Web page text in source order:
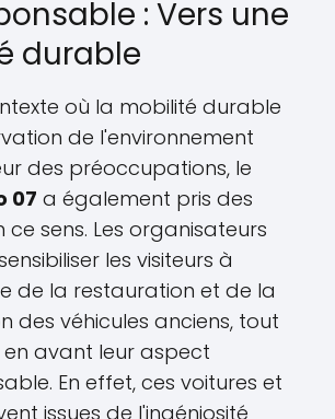
: Vers une
durable
où la mobilité durable
de l'environnement
des préoccupations, le
07 a également pris des
ce sens. Les organisateurs
les visiteurs à
de la restauration et de la
des véhicules anciens, tout
avant leur aspect
En effet, ces voitures et
issues de l'ingéniosité